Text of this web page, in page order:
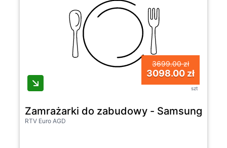
3699.00 zł
3098.00 zł
szt
Zamrażarki do zabudowy - Samsung
RTV Euro AGD